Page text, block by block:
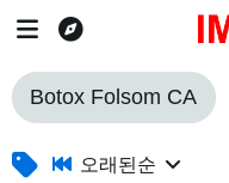
Botox Folsom CA
오래된순